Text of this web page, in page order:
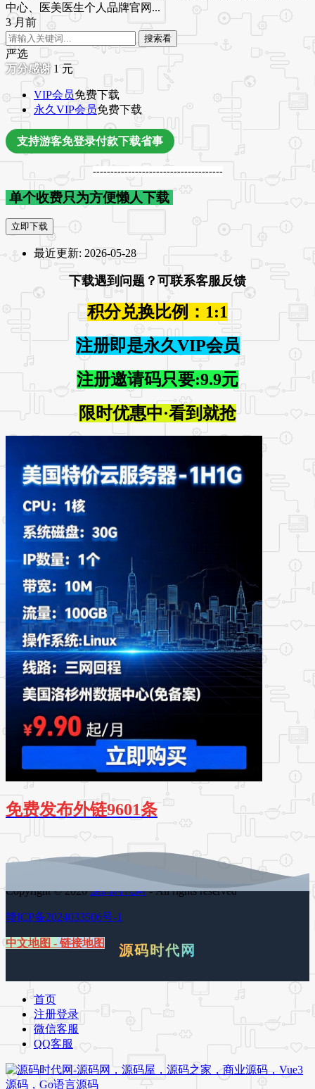
中心、医美医生个人品牌官网...
3 月前
搜索看
严选
1 元
VIP会员免费下载
永久VIP会员免费下载
支持游客免登录付款下载省事
-------------------------------------
单个收费只为方便懒人下载
立即下载
最近更新: 2026-05-28
下载遇到问题？可联系客服反馈
积分兑换比例：1:1
注册即是永久VIP会员
注册邀请码只要:9.9元
限时优惠中·看到就抢
免费发布外链9601条
Copyright © 2026源码时代网- All rights reserved
赣ICP备2024033506号-1
中文地图 - 链接地图 源码时代网
首页
注册登录
微信客服
QQ客服